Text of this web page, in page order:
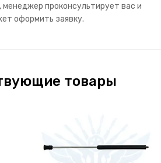
менеджер проконсультирует вас и
оформить заявку.
товары